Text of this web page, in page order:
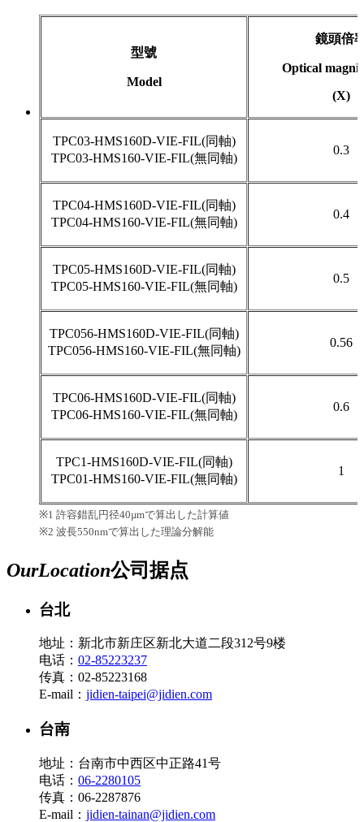
型號
Model
鏡頭倍
Optical
(X)
TPC03-HMS160D-VIE-FIL(同軸)
TPC03-HMS160-VIE-FIL(無同軸)
0.3
TPC04-HMS160D-VIE-FIL(同軸)
TPC04-HMS160-VIE-FIL(無同軸)
0.4
TPC05-HMS160D-VIE-FIL(同軸)
TPC05-HMS160-VIE-FIL(無同軸)
0.5
TPC056-HMS160D-VIE-FIL(同軸)
TPC056-HMS160-VIE-FIL(無同軸)
0.56
TPC06-HMS160D-VIE-FIL(同軸)
TPC06-HMS160-VIE-FIL(無同軸)
0.6
TPC1-HMS160D-VIE-FIL(同軸)
TPC01-HMS160-VIE-FIL(無同軸)
1
※1 許容錯乱円径40µmで算出した計算値
※2 波長550nmで算出した理論分解能
OurLocation公司据点
台北
地址：新北市新庄区新北大道二段312号9楼
电话： 02-85223237
传真：02-85223168
E-mail： jidien-taipei@jidien.com
台南
地址：台南市中西区中正路41号
电话： 06-2280105
传真：06-2287876
E-mail： jidien-tainan@jidien.com